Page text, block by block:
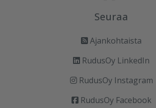
Seuraa
Ajankohtaista
RudusOy LinkedIn
RudusOy Instagram
RudusOy Facebook